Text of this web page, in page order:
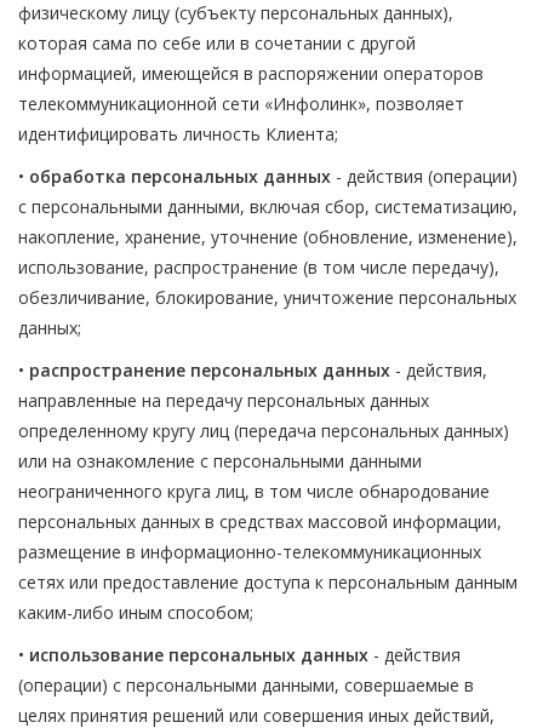
физическому лицу (субъекту персональных данных),
которая сама по себе или в сочетании с другой
информацией, имеющейся в распоряжении операторов
телекоммуникационной сети «Инфолинк», позволяет
идентифицировать личность Клиента;
• обработка персональных данных - действия (операции)
с персональными данными, включая сбор, систематизацию,
накопление, хранение, уточнение (обновление, изменение),
использование, распространение (в том числе передачу),
обезличивание, блокирование, уничтожение персональных
данных;
• распространение персональных данных - действия,
направленные на передачу персональных данных
определенному кругу лиц (передача персональных данных)
или на ознакомление с персональными данными
неограниченного круга лиц, в том числе обнародование
персональных данных в средствах массовой информации,
размещение в информационно-телекоммуникационных
сетях или предоставление доступа к персональным данным
каким-либо иным способом;
• использование персональных данных - действия
(операции) с персональными данными, совершаемые в
целях принятия решений или совершения иных действий,